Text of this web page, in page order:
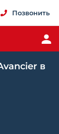
Позвонить
в